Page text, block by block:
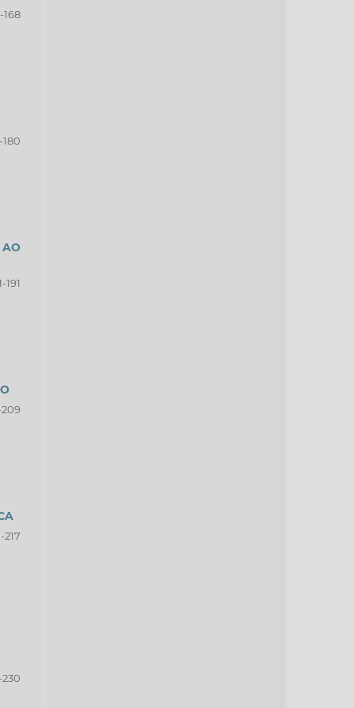
168
180
AO
191
209
217
230